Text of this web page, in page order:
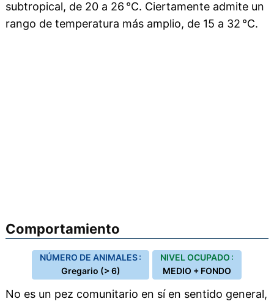
subtropical, de 20 a 26 °C. Ciertamente admite un
rango de temperatura más amplio, de 15 a 32 °C.
Comportamiento
NÚMERO DE ANIMALES :
Gregario (> 6)
NIVEL OCUPADO :
MEDIO + FONDO
No es un pez comunitario en sí en sentido general,